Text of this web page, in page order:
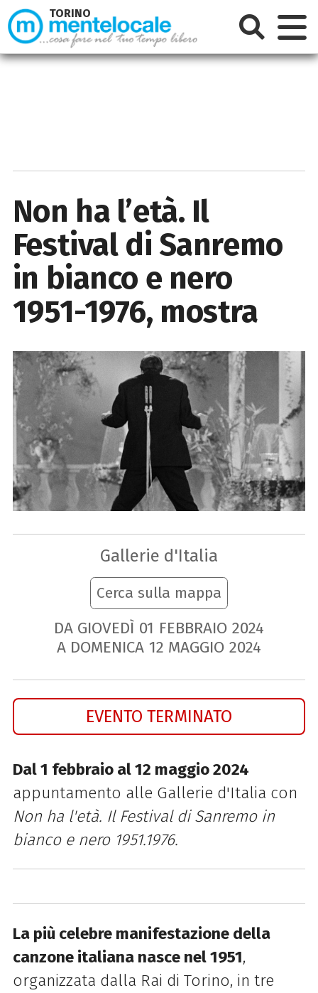
Non ha l’età. Il
Festival di Sanremo
in bianco e nero
1951-1976, mostra
Gallerie d'Italia
Cerca sulla mappa
DA GIOVEDÌ 01 FEBBRAIO 2024
A DOMENICA 12 MAGGIO 2024
EVENTO TERMINATO
Dal 1 febbraio al 12 maggio 2024
appuntamento alle Gallerie d'Italia con
Non ha l'età. Il Festival di Sanremo in
bianco e nero 1951.1976.
La più celebre manifestazione della
canzone italiana nasce nel 1951,
organizzata dalla Rai di Torino, in tre
TORINO